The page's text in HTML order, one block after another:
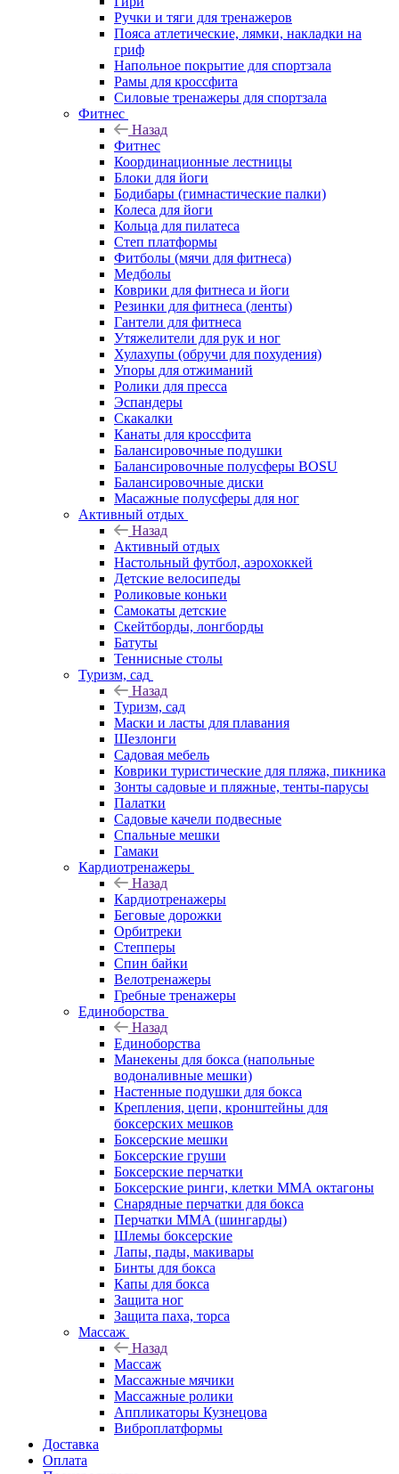
Ручки и тяги для тренажеров
Пояса атлетические, лямки, накладки на
гриф
Напольное покрытие для спортзала
Рамы для кроссфита
Силовые тренажеры для спортзала
Фитнес
Назад
Фитнес
Координационные лестницы
Блоки для йоги
Бодибары (гимнастические палки)
Колеса для йоги
Кольца для пилатеса
Степ платформы
Фитболы (мячи для фитнеса)
Медболы
Коврики для фитнеса и йоги
Резинки для фитнеса (ленты)
Гантели для фитнеса
Утяжелители для рук и ног
Хулахупы (обручи для похудения)
Упоры для отжиманий
Ролики для пресса
Эспандеры
Скакалки
Канаты для кроссфита
Балансировочные подушки
Балансировочные полусферы BOSU
Балансировочные диски
Масажные полусферы для ног
Активный отдых
Назад
Активный отдых
Настольный футбол, аэрохоккей
Детские велосипеды
Роликовые коньки
Самокаты детские
Скейтборды, лонгборды
Батуты
Теннисные столы
Туризм, сад
Назад
Туризм, сад
Маски и ласты для плавания
Шезлонги
Садовая мебель
Коврики туристические для пляжа, пикника
Зонты садовые и пляжные, тенты-парусы
Палатки
Садовые качели подвесные
Спальные мешки
Гамаки
Кардиотренажеры
Назад
Кардиотренажеры
Беговые дорожки
Орбитреки
Степперы
Спин байки
Велотренажеры
Гребные тренажеры
Единоборства
Назад
Единоборства
Манекены для бокса (напольные
водоналивные мешки)
Настенные подушки для бокса
Крепления, цепи, кронштейны для
боксерских мешков
Боксерские мешки
Боксерские груши
Боксерские перчатки
Боксерские ринги, клетки ММА октагоны
Снарядные перчатки для бокса
Перчатки MMA (шингарды)
Шлемы боксерские
Лапы, пады, макивары
Бинты для бокса
Капы для бокса
Защита ног
Защита паха, торса
Массаж
Назад
Массаж
Массажные мячики
Массажные ролики
Аппликаторы Кузнецова
Виброплатформы
Доставка
Оплата